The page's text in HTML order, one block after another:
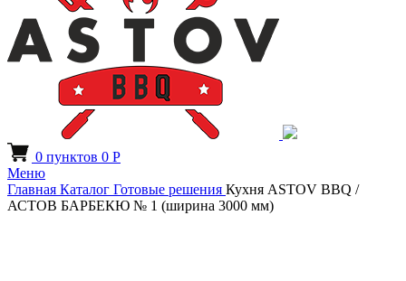
0 пунктов 0 Р
Меню
Главная Каталог Готовые решения Кухня ASTOV BBQ /
АСТОВ БАРБЕКЮ № 1 (ширина 3000 мм)